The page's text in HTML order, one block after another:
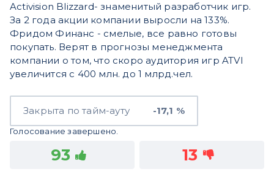
Activision Blizzard- знаменитый разработчик игр.
За 2 года акции компании выросли на 133%.
Фридом Финанс - смелые, все равно готовы
покупать. Верят в прогнозы менеджмента
компании о том, что скоро аудитория игр ATVI
увеличится с 400 млн. до 1 млрд.чел.
Закрыта по тайм-ауту -17,1 %
Голосование завершено.
93 13